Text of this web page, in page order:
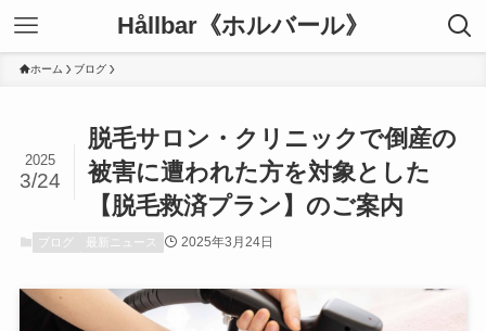
Hållbar《ホルバール》
ホーム ブログ
脱毛サロン・クリニックで倒産の
被害に遭われた方を対象とした
【脱毛救済プラン】のご案内
2025
3/24
ブログ 最新ニュース 2025年3月24日